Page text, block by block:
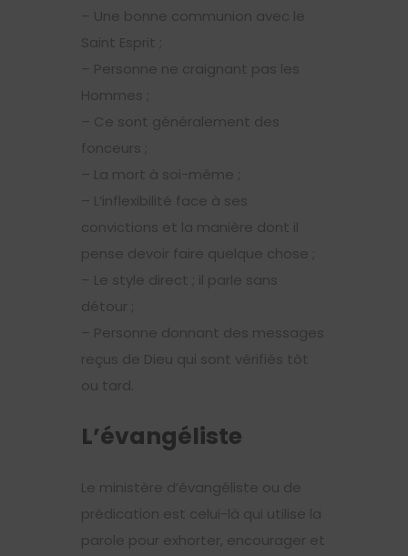
– Une bonne communion avec le
Saint Esprit ;
– Personne ne craignant pas les
Hommes ;
– Ce sont généralement des
fonceurs ;
– La mort à soi-même ;
– L’inflexibilité face à ses
convictions et la manière dont il
pense devoir faire quelque chose ;
– Le style direct ; il parle sans
détour ;
– Personne donnant des messages
reçus de Dieu qui sont vérifiés tôt
ou tard.
L’évangéliste
Le ministère d’évangéliste ou de
prédication est celui-là qui utilise la
parole pour exhorter, encourager et